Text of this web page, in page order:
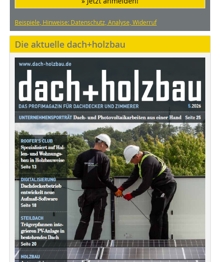
Beispiele, Hinweise: Datenschutz, Analyse, Widerruf
Die aktuelle dach+holzbau